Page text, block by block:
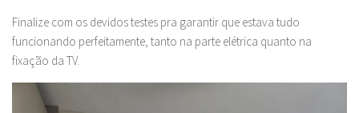
Finalize com os devidos testes pra garantir que estava tudo
funcionando perfeitamente, tanto na parte elétrica quanto na
fixação da TV.